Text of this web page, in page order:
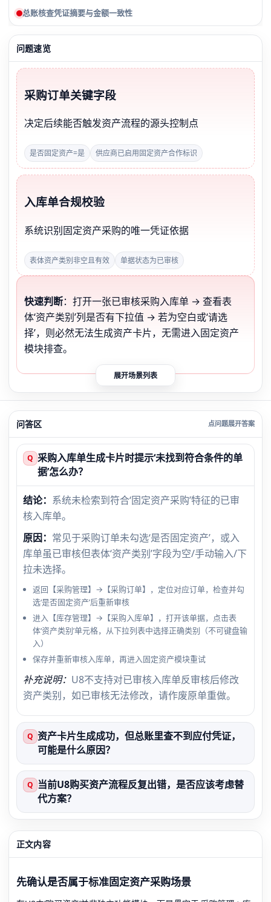
总账核查凭证摘要与金额一致性
问题速览
采购订单关键字段
决定后续能否触发资产流程的源头控制点
是否固定资产=是 供应商已启用固定资产合作标识
入库单合规校验
系统识别固定资产采购的唯一凭证依据
表体资产类别非空且有效 单据状态为已审核
快速判断：打开一张已审核采购入库单 → 查看表
体‘资产类别’列是否有下拉值 → 若为空白或‘请选
择’，则必然无法生成资产卡片，无需进入固定资产
模块排查。
展开场景列表
问答区
Q 采购入库单生成卡片时提示‘未找到符合条件的单
据’怎么办？
结论： 系统未检索到符合‘固定资产采购’特征的已审
核入库单。
原因： 常见于采购订单未勾选‘是否固定资产’，或入
库单虽已审核但表体‘资产类别’字段为空/手动输入/下
拉未选择。
返回【采购管理】→【采购订单】，定位对应订单，检查并勾
选‘是否固定资产’后重新审核
进入【库存管理】→【采购入库单】，打开该单据，点击表
体‘资产类别’单元格，从下拉列表中选择正确类别（不可键盘输
入）
保存并重新审核入库单，再进入固定资产模块重试
补充说明： U8不支持对已审核入库单反审核后修改
资产类别，如已审核无法修改，请作废原单重做。
Q 资产卡片生成成功，但总账里查不到应付凭证，
可能是什么原因？
Q 当前U8购买资产流程反复出错，是否应该考虑替
代方案？
正文内容
先确认是否属于标准固定资产采购场景